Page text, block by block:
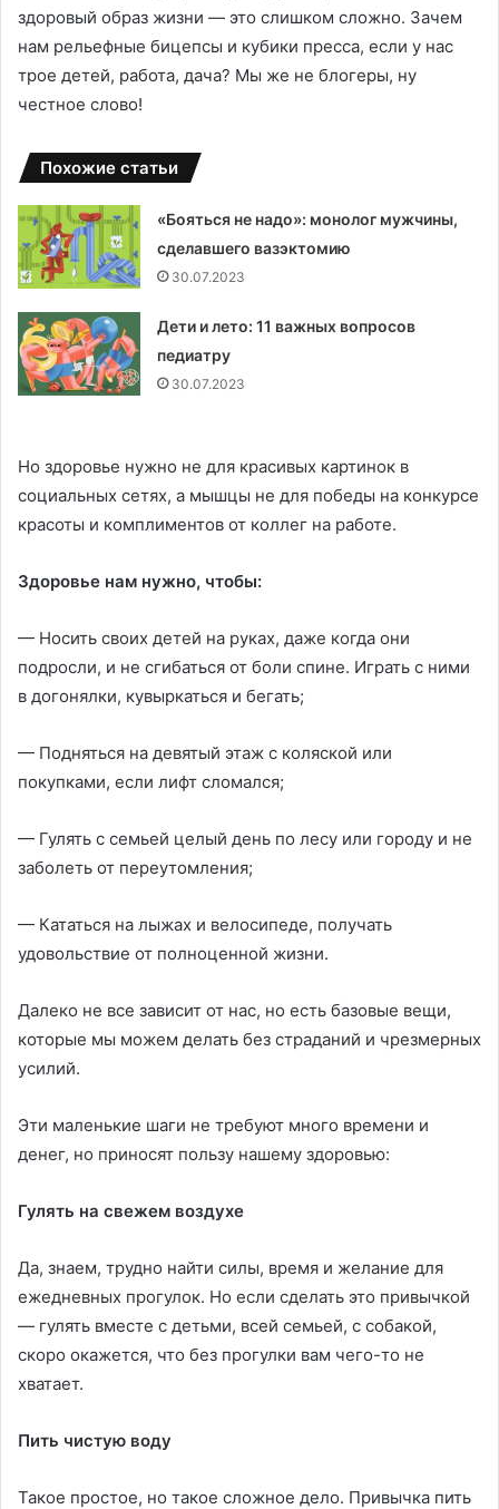
здоровый образ жизни — это слишком сложно. Зачем
нам рельефные бицепсы и кубики пресса, если у нас
трое детей, работа, дача? Мы же не блогеры, ну
честное слово!
Похожие статьи
«Бояться не надо»: монолог мужчины,
сделавшего вазэктомию
30.07.2023
Дети и лето: 11 важных вопросов
педиатру
30.07.2023
Но здоровье нужно не для красивых картинок в
социальных сетях, а мышцы не для победы на конкурсе
красоты и комплиментов от коллег на работе.
Здоровье нам нужно, чтобы:
— Носить своих детей на руках, даже когда они
подросли, и не сгибаться от боли спине. Играть с ними
в догонялки, кувыркаться и бегать;
— Подняться на девятый этаж с коляской или
покупками, если лифт сломался;
— Гулять с семьей целый день по лесу или городу и не
заболеть от переутомления;
— Кататься на лыжах и велосипеде, получать
удовольствие от полноценной жизни.
Далеко не все зависит от нас, но есть базовые вещи,
которые мы можем делать без страданий и чрезмерных
усилий.
Эти маленькие шаги не требуют много времени и
денег, но приносят пользу нашему здоровью:
Гулять на свежем воздухе
Да, знаем, трудно найти силы, время и желание для
ежедневных прогулок. Но если сделать это привычкой
— гулять вместе с детьми, всей семьей, с собакой,
скоро окажется, что без прогулки вам чего-то не
хватает.
Пить чистую воду
Такое простое, но такое сложное дело. Привычка пить